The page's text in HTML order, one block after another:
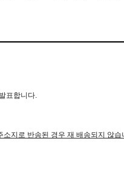
표합니다.
소지로 반송된 경우 재 배송되지 않습